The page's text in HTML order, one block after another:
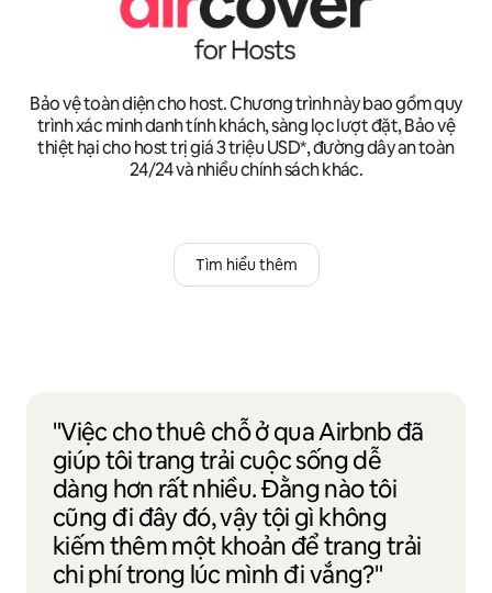
Bảo vệ toàn diện cho host. Chương trình này bao gồm quy
trình xác minh danh tính khách, sàng lọc lượt đặt, Bảo vệ
thiệt hại cho host trị giá 3 triệu USD*, đường dây an toàn
24/24 và nhiều chính sách khác.
Tìm hiểu thêm
"Việc cho thuê chỗ ở qua Airbnb đã
giúp tôi trang trải cuộc sống dễ
dàng hơn rất nhiều. Đằng nào tôi
cũng đi đây đó, vậy tội gì không
kiếm thêm một khoản để trang trải
chi phí trong lúc mình đi vắng?"